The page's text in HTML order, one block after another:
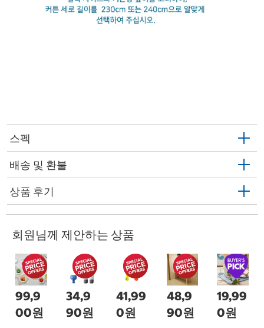
스펙
배송 및 환불
상품 후기
회원님께 제안하는 상품
99,9
00원
34,9
90원
41,99
0원
48,9
90원
19,99
0원